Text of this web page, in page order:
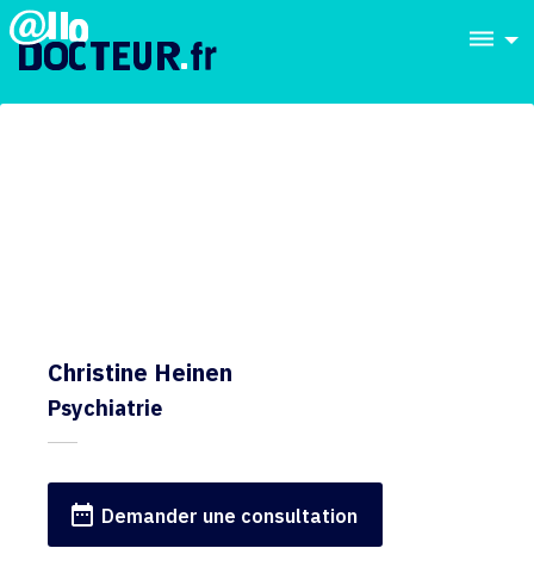
dehaze
Christine Heinen
Psychiatrie
date_range Demander une consultation